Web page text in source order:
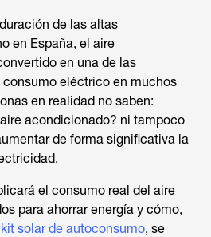
de las altas
en España, el aire
en una de las
eléctrico en muchos
en realidad no saben:
acondicionado? ni tampoco
de forma significativa la
el consumo real del aire
para ahorrar energía y cómo,
kit solar de autoconsumo, se